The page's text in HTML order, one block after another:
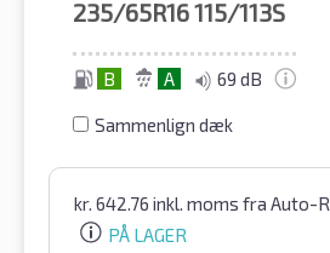
235/65R16115/113S
B A 69 dB
Sammenlign dæk
kr. 642.76 inkl. moms fra Auto-
PÅ LAGER